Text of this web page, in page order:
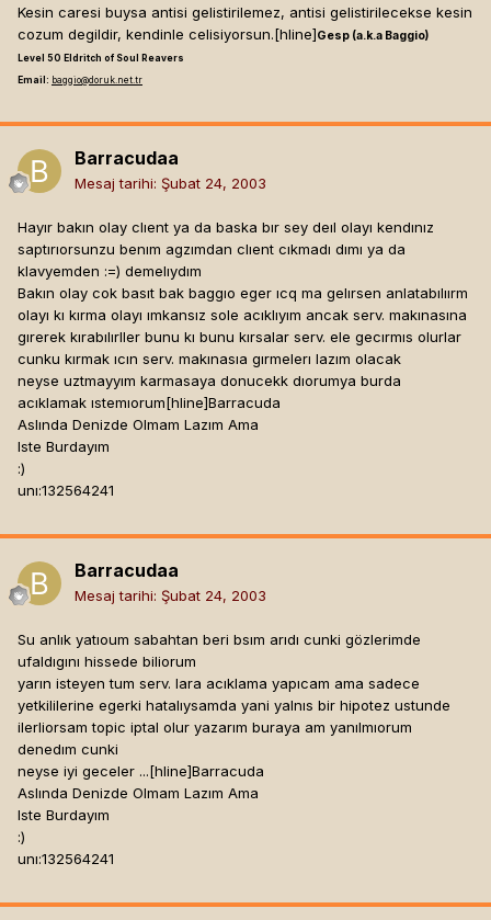
Kesin caresi buysa antisi gelistirilemez, antisi gelistirilecekse kesin
cozum degildir, kendinle celisiyorsun.[hline]Gesp (a.k.a Baggio)
Level 50 Eldritch of Soul Reavers
Email: baggio@doruk.net.tr
Barracudaa
Mesaj tarihi: Şubat 24, 2003
Hayır bakın olay clıent ya da baska bır sey deıl olayı kendınız
saptırıorsunzu benım agzımdan clıent cıkmadı dımı ya da
klavyemden :=) demelıydım
Bakın olay cok basıt bak baggıo eger ıcq ma gelırsen anlatabılıırm
olayı kı kırma olayı ımkansız sole acıklıyım ancak serv. makınasına
gırerek kırabılırller bunu kı bunu kırsalar serv. ele gecırmıs olurlar
cunku kırmak ıcın serv. makınasıa gırmelerı lazım olacak
neyse uztmayyım karmasaya donucekk dıorumya burda
acıklamak ıstemıorum[hline]Barracuda
Aslında Denizde Olmam Lazım Ama
Iste Burdayım
:)
unı:132564241
Barracudaa
Mesaj tarihi: Şubat 24, 2003
Su anlık yatıoum sabahtan beri bsım arıdı cunki gözlerimde
ufaldıgını hissede biliorum
yarın isteyen tum serv. lara acıklama yapıcam ama sadece
yetkililerine egerki hatalıysamda yani yalnıs bir hipotez ustunde
ilerliorsam topic iptal olur yazarım buraya am yanılmıorum
denedım cunki
neyse iyi geceler ...[hline]Barracuda
Aslında Denizde Olmam Lazım Ama
Iste Burdayım
:)
unı:132564241